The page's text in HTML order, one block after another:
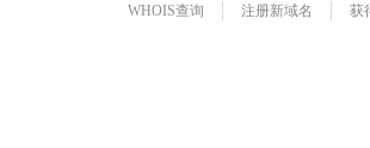
WHOIS查询 注册新域名 获